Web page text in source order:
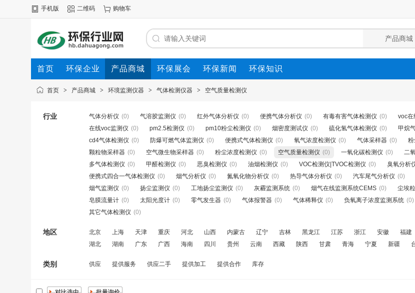
手机版 二维码 购物车
首页 环保企业 产品商城 环保展会 环保新闻 环保知识
首页 > 产品商城 > 环境监测仪器 > 气体检测仪器 > 空气质量检测仪
行业 气体分析仪 (0) 气溶胶监测仪 (0) 红外气体分析仪 (0) 便携气体分析仪 (0) 有毒有害气体检测仪 (0) voc在
在线voc监测仪 (0) pm2.5检测仪 (0) pm10粉尘检测仪 (0) 烟密度测试仪 (0) 硫化氢气体检测仪 (0) 甲烷
cd4气体检测仪 (0) 防爆可燃气体监测仪 (0) 便携式气体检测仪 (0) 氧气浓度检测仪 (0) 气体采样器 (0)
颗粒物采样器 (0) 空气微生物采样器 (0) 粉尘浓度检测仪 (0) 空气质量检测仪 (0) 一氧化碳检测仪 (0) 二
多气体检测仪 (0) 甲醛检测仪 (0) 恶臭检测仪 (0) 油烟检测仪 (0) VOC检测仪|TVOC检测仪 (0) 臭氧分析
便携式四合一气体检测仪 (0) 烟气分析仪 (0) 氮氧化物分析仪 (0) 热导气体分析仪 (0) 汽车尾气分析仪 (0)
烟气监测仪 (0) 扬尘监测仪 (0) 工地扬尘监测仪 (0) 灰霾监测系统 (0) 烟气在线监测系统CEMS (0) 尘埃
皂膜流量计 (0) 太阳光度计 (0) 零气发生器 (0) 气体报警器 (0) 气体稀释仪 (0) 负氧离子浓度监测系统 (0)
其它气体检测仪 (0)
地区 北京 上海 天津 重庆 河北 山西 内蒙古 辽宁 吉林 黑龙江 江苏 浙江 安徽 福建
湖北
湖南 广东 广西 海南 四川 贵州 云南 西藏 陕西 甘肃 青海 宁夏 新疆
类别 供应 提供服务 供应二手 提供加工 提供合作 库存